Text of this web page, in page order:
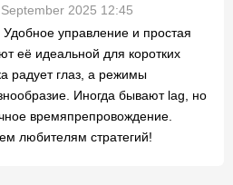
2025 12:45
управление и простая
её идеальной для коротких
радует глаз, а режимы
Иногда бывают lag, но
времяпрепровождение.
любителям стратегий!